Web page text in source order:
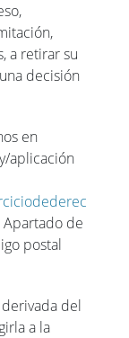
a retirar su
decisión
en
aplicación
de
postal
del
a la